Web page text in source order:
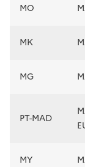
MO
MK
MG
PT-MAD
MY